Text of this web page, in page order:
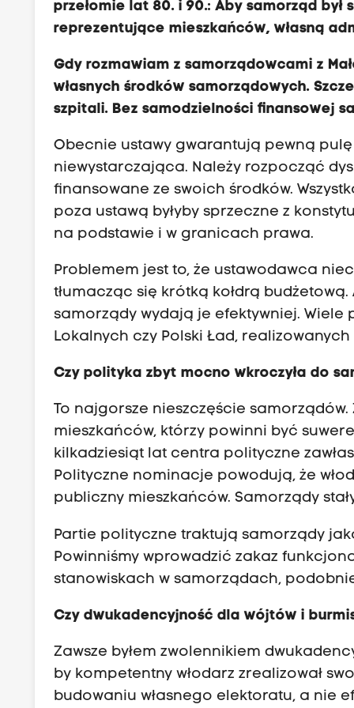
przełomie lat 80. i 90.: Aby samorząd
reprezentujące mieszkańców, własną
Gdy rozmawiam z samorządowcami z
własnych środków samorządowych.
szpitali. Bez samodzielności finansowej
Obecnie ustawy gwarantują pewną
niewystarczająca. Należy rozpocząć
finansowane ze swoich środków.
poza ustawą byłyby sprzeczne z
na podstawie i w granicach prawa.
Problemem jest to, że ustawodawca
tłumacząc się krótką kołdrą
samorządy wydają je efektywniej.
Lokalnych czy Polski Ład,
Czy polityka zbyt mocno wkroczyła do
To najgorsze nieszczęście
mieszkańców, którzy powinni być
kilkadziesiąt lat centra polityczne
Polityczne nominacje powodują, że
publiczny mieszkańców. Samorządy
Partie polityczne traktują samorządy
Powinniśmy wprowadzić zakaz
stanowiskach w samorządach,
Czy dwukadencyjność dla wójtów i
Zawsze byłem zwolennikiem
by kompetentny włodarz zrealizował
budowaniu własnego elektoratu, a nie